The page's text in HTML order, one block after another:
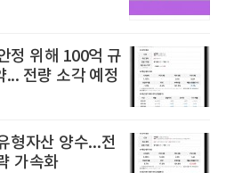
정 위해 100억 규
전량 소각 예정
형자산 양수...전
가속화